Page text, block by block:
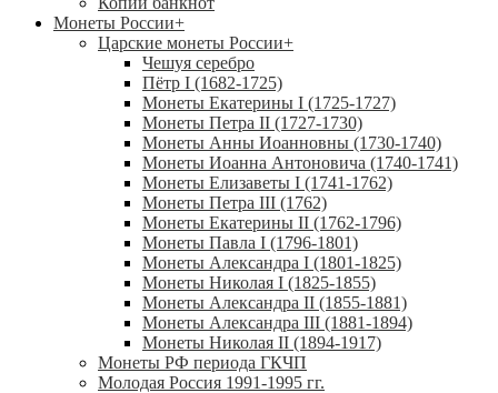
Монеты России+
Царские монеты России+
Чешуя серебро
Пётр I (1682-1725)
Монеты Екатерины I (1725-1727)
Монеты Петра II (1727-1730)
Монеты Анны Иоанновны (1730-1740)
Монеты Иоанна Антоновича (1740-1741)
Монеты Елизаветы I (1741-1762)
Монеты Петра III (1762)
Монеты Екатерины II (1762-1796)
Монеты Павла I (1796-1801)
Монеты Александра I (1801-1825)
Монеты Николая I (1825-1855)
Монеты Александра II (1855-1881)
Монеты Александра III (1881-1894)
Монеты Николая II (1894-1917)
Монеты РФ периода ГКЧП
Молодая Россия 1991-1995 гг.